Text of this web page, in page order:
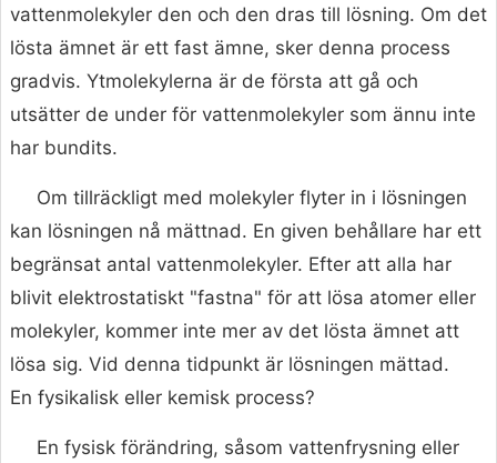
vattenmolekyler den och den dras till lösning. Om det
lösta ämnet är ett fast ämne, sker denna process
gradvis. Ytmolekylerna är de första att gå och
utsätter de under för vattenmolekyler som ännu inte
har bundits.
Om tillräckligt med molekyler flyter in i lösningen
kan lösningen nå mättnad. En given behållare har ett
begränsat antal vattenmolekyler. Efter att alla har
blivit elektrostatiskt "fastna" för att lösa atomer eller
molekyler, kommer inte mer av det lösta ämnet att
lösa sig. Vid denna tidpunkt är lösningen mättad.
En fysikalisk eller kemisk process?
En fysisk förändring, såsom vattenfrysning eller